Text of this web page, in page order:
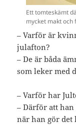
Ett tomteskämt
mycket makt och
– Varför är
julafton?
– De är båda
som leker med
– Varför har
– Därför att han
när han gör det